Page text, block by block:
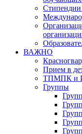
ВАЖНО
Прием в
ТПМПК и
Группы